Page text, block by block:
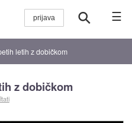
☰
letih z dobičkom
z dobičkom